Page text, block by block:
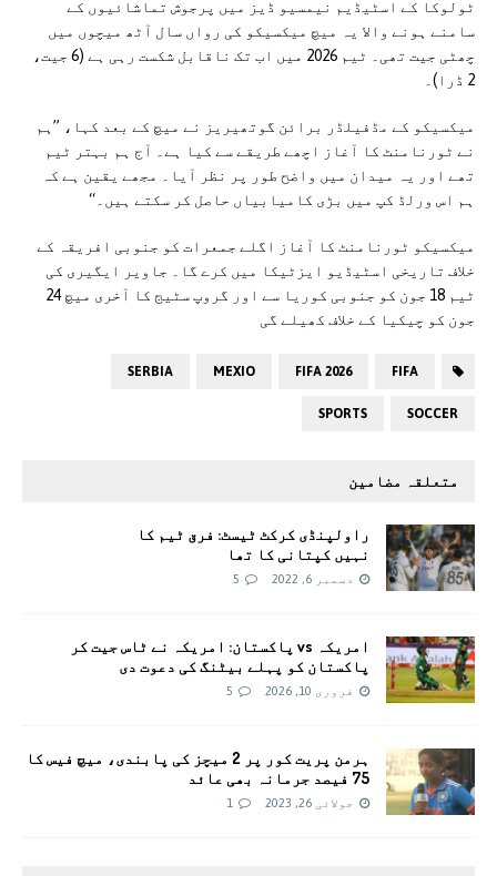
ٹولوکا کے اسٹیڈیم نیمسیو ڈیز میں پرجوش تماشائیوں کے
سامنے ہونے والا یہ میچ میکسیکو کی رواں سال آٹھ میچوں میں
چھٹی جیت تھی۔ ٹیم 2026 میں اب تک ناقابل شکست رہی ہے (6 جیت،
2 ڈرا)۔
میکسیکو کے مڈفیلڈر برائن گوتھیریز نے میچ کے بعد کہا، ”ہم
نے ٹورنامنٹ کا آغاز اچھے طریقے سے کیا ہے۔ آج ہم بہتر ٹیم
تھے اور یہ میدان میں واضح طور پر نظر آیا۔ مجھے یقین ہے کہ
ہم اس ورلڈ کپ میں بڑی کامیابیاں حاصل کر سکتے ہیں۔“
میکسیکو ٹورنامنٹ کا آغاز اگلے جمعرات کو جنوبی افریقہ کے
خلاف تاریخی اسٹیڈیو ایزٹیکا میں کرے گا۔ جاویر ایگیری کی
ٹیم 18 جون کو جنوبی کوریا سے اور گروپ سٹیج کا آخری میچ 24
جون کو چیکیا کے خلاف کھیلے گی
FIFA
FIFA 2026
MEXIO
SERBIA
SOCCER
SPORTS
متعلقہ مضامین
راولپنڈی کرکٹ ٹیسٹ: فرق ٹیم کا
نہیں کپتانی کا تھا
دسمبر 6, 2022 5
امریکہ vs پاکستان: امریکہ نے ٹاس جیت کر
پاکستان کو پہلے بیٹنگ کی دعوت دی
فروری 10, 2026 5
ہرمن پریت کور پر 2 میچز کی پابندی، میچ فیس کا
75 فیصد جرمانہ بھی عائد
جولائی 26, 2023 1